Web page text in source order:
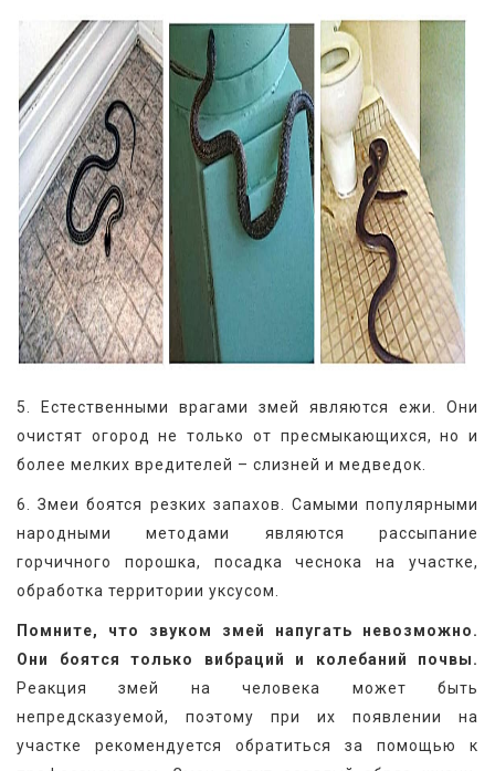
5. Естественными врагами змей являются ежи. Они
очистят огород не только от пресмыкающихся, но и
более мелких вредителей – слизней и медведок.
6. Змеи боятся резких запахов. Самыми популярными
народными методами являются рассыпание
горчичного порошка, посадка чеснока на участке,
обработка территории уксусом.
Помните, что звуком змей напугать невозможно.
Они боятся только вибраций и колебаний почвы.
Реакция змей на человека может быть
непредсказуемой, поэтому при их появлении на
участке рекомендуется обратиться за помощью к